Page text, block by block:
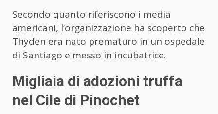
Secondo quanto riferiscono i media
americani, l’organizzazione ha scoperto che
Thyden era nato prematuro in un ospedale
di Santiago e messo in incubatrice.
Migliaia di adozioni truffa
nel Cile di Pinochet